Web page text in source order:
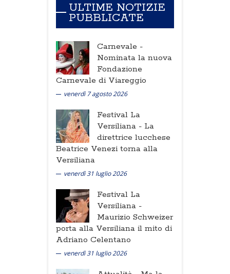
ULTIME NOTIZIE
PUBBLICATE
Carnevale -
Nominata la nuova
Fondazione
Carnevale di Viareggio
venerdì 7 agosto 2026
Festival La
Versiliana - La
direttrice lucchese
Beatrice Venezi torna alla
Versiliana
venerdì 31 luglio 2026
Festival La
Versiliana -
Maurizio Schweizer
porta alla Versiliana il mito di
Adriano Celentano
venerdì 31 luglio 2026